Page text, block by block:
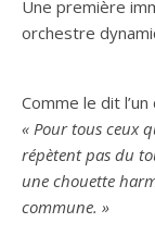
Une première
orchestre
Comme le dit
« Pour tous ceux
répètent pas du
une chouette
commune. »